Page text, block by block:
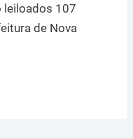
leiloados 107
de Nova